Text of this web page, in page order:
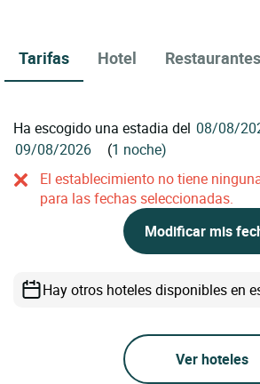
Tarifas Hotel Restaurantes
Ha escogido una estadia del
(1 noche)
El establecimiento no tiene
para las fechas seleccionadas.
Modificar mis
Hay otros hoteles disponibles en
Ver hoteles